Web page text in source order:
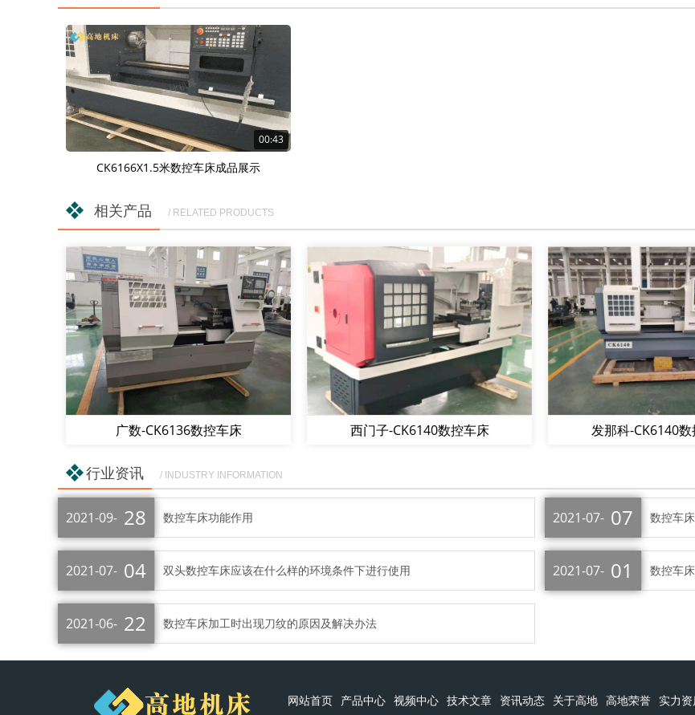
00:43
CK6166X1.5米数控车床成品展示
相关产品 / RELATED PRODUCTS
广数-CK6136数控车床 西门子-CK6140数控车床 发那科-CK6140
行业资讯 / INDUSTRY INFORMATION
2021-09- 28 数控车床功能作用 2021-07- 07 数控车
2021-07- 04 双头数控车床应该在什么样的环境条件下进行使用 2021-07- 01 数控车
2021-06- 22 数控车床加工时出现刀纹的原因及解决办法
网站首页 产品中心 视频中心 技术文章 资讯动态 关于高地 高地荣誉 实力